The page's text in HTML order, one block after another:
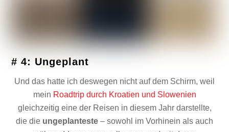
# 4: Ungeplant
Und das hatte ich deswegen nicht auf dem Schirm, weil
mein Roadtrip durch Kroatien und Slowenien
gleichzeitig eine der Reisen in diesem Jahr darstellte,
die die ungeplanteste – sowohl im Vorhinein als auch